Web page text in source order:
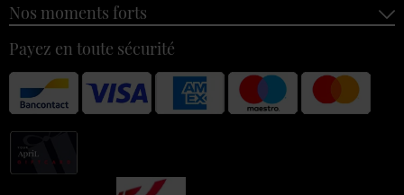
Nos moments forts
Payez en toute sécurité